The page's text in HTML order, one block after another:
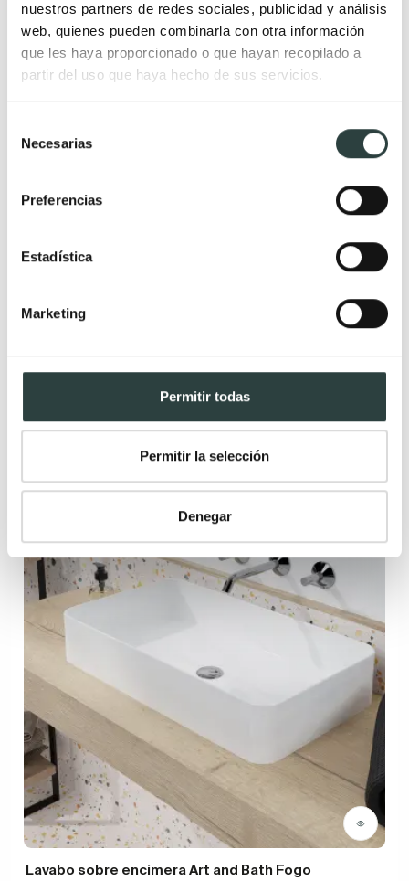
nuestros partners de redes sociales, publicidad y análisis
web, quienes pueden combinarla con otra información
que les haya proporcionado o que hayan recopilado a
partir del uso que haya hecho de sus servicios.
Necesarias
Preferencias
Estadística
Marketing
Permitir todas
Permitir la selección
Denegar
Lavabo suspendido Bruntec Illice
Solid Surface blanco mate con faldón seno centrado incluye
293,76€481,58€ −39%
Disponible en varias medidas
Lavabo sobre encimera Art and Bath Fogo